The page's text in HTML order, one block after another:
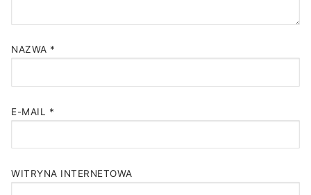
NAZWA *
E-MAIL *
WITRYNA INTERNETOWA